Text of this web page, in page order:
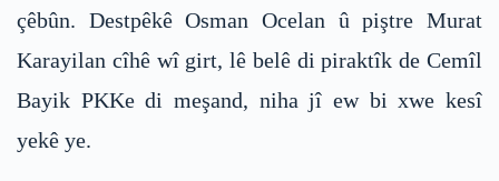
çêbûn. Destpêkê Osman Ocelan û piştre Murat
Karayilan cîhê wî girt, lê belê di piraktîk de Cemîl
Bayik PKKe di meşand, niha jî ew bi xwe kesî
yekê ye.